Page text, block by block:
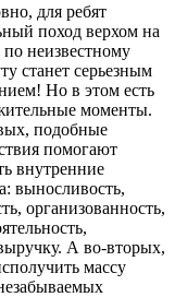
для ребят
поход верхом на
неизвестному
станет серьезным
Но в этом есть
моменты.
подобные
помогают
внутренние
выносливость,
организованность,
А во-вторых,
массу